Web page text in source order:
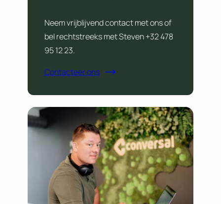
Neem vrijblijvend contact met ons of
bel rechtstreeks met Steven +32 478
95 12 23.
Contacteer ons